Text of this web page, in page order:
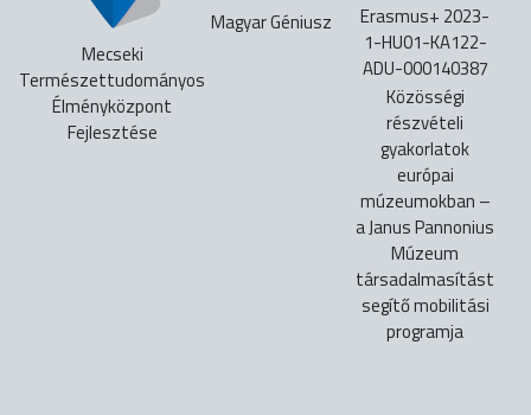
Mecseki
Természettudományos
Élményközpont
Fejlesztése
Magyar Géniusz
Erasmus+ 2023-
1-HU01-KA122-
ADU-000140387
Közösségi
részvételi
gyakorlatok
európai
múzeumokban –
a Janus Pannonius
Múzeum
társadalmasítást
segítő mobilitási
programja